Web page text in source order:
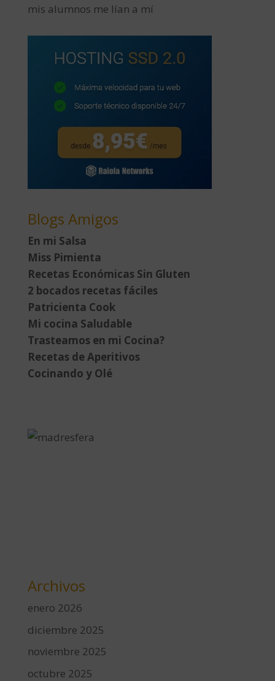
mis alumnos me lían a mí
Blogs Amigos
En mi Salsa
Miss Pimienta
Recetas Económicas Sin Gluten
2 bocados recetas fáciles
Patricienta Cook
Mi cocina Saludable
Trasteamos en mi Cocina?
Recetas de Aperitivos
Cocinando y Olé
Archivos
enero 2026
diciembre 2025
noviembre 2025
octubre 2025